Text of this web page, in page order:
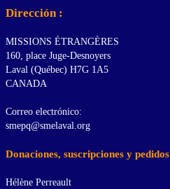
Dirección :
MISSIONS ÉTRANGÈRES
160, place Juge-Desnoyers
Laval (Québec) H7G 1A5
CANADA
Correo electrónico:
smepq@smelaval.org
Donaciones, suscripciones y pedidos
Hélène Perreault